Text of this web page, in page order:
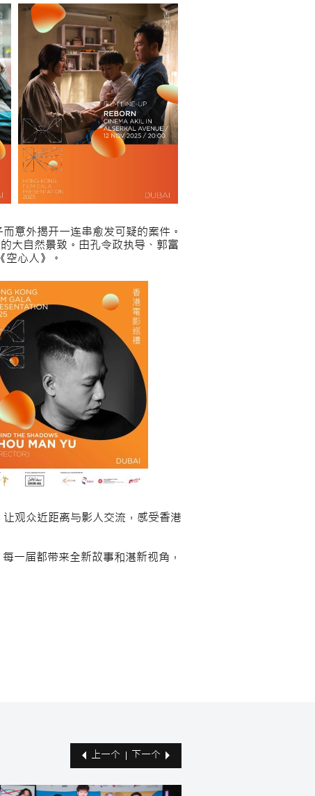
意外揭开一连串愈发可疑的案件。
大自然景致。由孔令政执导、郭富
心人》。
观众近距离与影人交流，感受香港
一届都带来全新故事和湛新视角，
上一个 下一个